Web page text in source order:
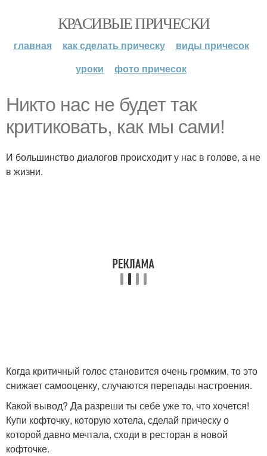
КРАСИВЫЕ ПРИЧЕСКИ
главная как сделать прическу
виды причесок
уроки
фото причесок
Никто нас не будет так
критиковать, как мы сами!
И большинство диалогов происходит у нас в голове, а не
в жизни.
Когда критичный голос становится очень громким, то это
снижает самооценку, случаются перепады настроения.
Какой вывод? Да разреши ты себе уже то, что хочется!
Купи кофточку, которую хотела, сделай прическу о
которой давно мечтала, сходи в ресторан в новой
кофточке.